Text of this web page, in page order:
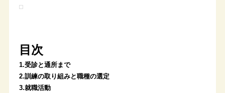
目次
1.受診と通所まで
2.訓練の取り組みと職種の選定
3.就職活動